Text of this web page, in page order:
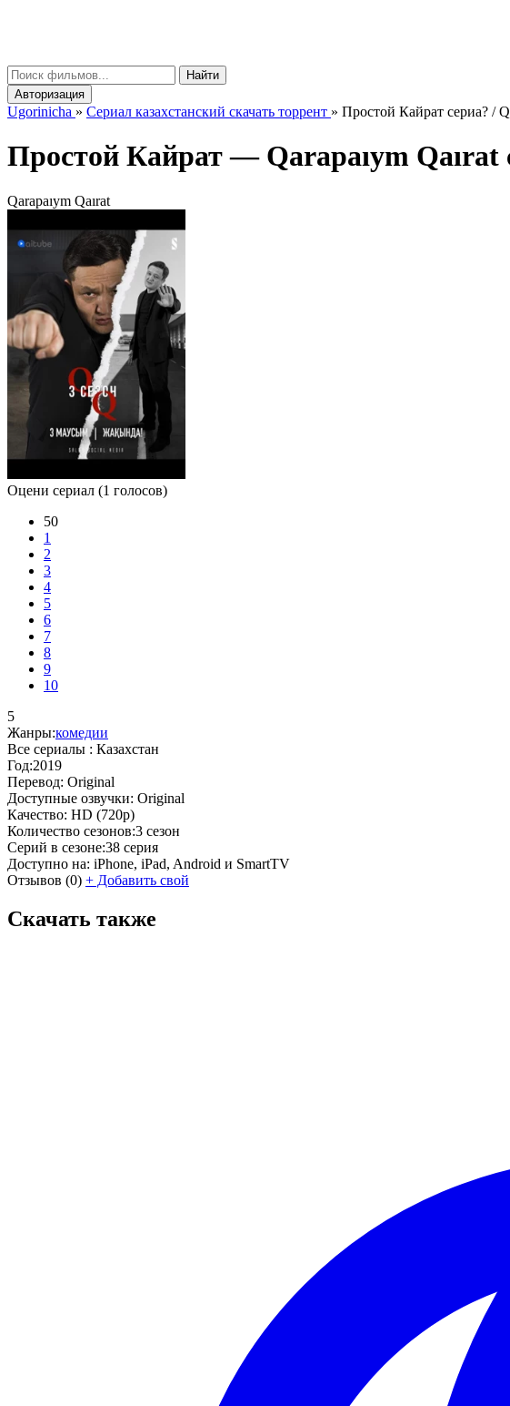
Найти
Авторизация
Ugorinicha » Сериал казахстанский скачать торрент » Простой Кайрат сериа? /
Простой Кайрат — Qarapaıym Qaırat
Qarapaıym Qaırat
Оцени сериал (1 голосов)
50
1
2
3
4
5
6
7
8
9
10
5
Жанры:комедии
Все сериалы : Казахстан
Год:2019
Перевод: Original
Доступные озвучки: Original
Качество: HD (720p)
Количество сезонов:3 сезон
Серий в сезоне:38 серия
Доступно на: iPhone, iPad, Android и SmartTV
Отзывов (0) + Добавить свой
Скачать также